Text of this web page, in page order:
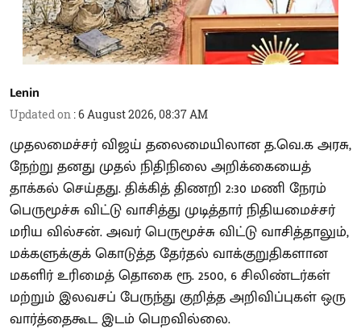
Lenin
Updated on :6 August 2026, 08:37 AM
முதலமைச்சர் விஜய் தலைமையிலான த.வெ.க அரசு,
நேற்று தனது முதல் நிதிநிலை அறிக்கையைத்
தாக்கல் செய்தது. திக்கித் திணறி 2:30 மணி நேரம்
பெருமூச்சு விட்டு வாசித்து முடித்தார் நிதியமைச்சர்
மரிய வில்சன். அவர் பெருமூச்சு விட்டு வாசித்தாலும்,
மக்களுக்குக் கொடுத்த தேர்தல் வாக்குறுதிகளான
மகளிர் உரிமைத் தொகை ரூ. 2500, 6 சிலிண்டர்கள்
மற்றும் இலவசப் பேருந்து குறித்த அறிவிப்புகள் ஒரு
வார்த்தைகூட இடம் பெறவில்லை.